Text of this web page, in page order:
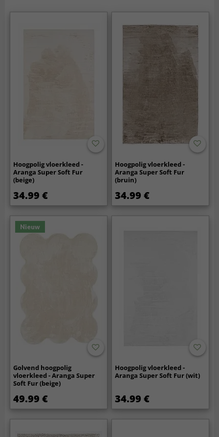
Hoogpolig vloerkleed -
Aranga Super Soft Fur
(beige)
34.99 €
Hoogpolig vloerkleed -
Aranga Super Soft Fur
(bruin)
34.99 €
Nieuw
Golvend hoogpolig
vloerkleed - Aranga Super
Soft Fur (beige)
49.99 €
Hoogpolig vloerkleed -
Aranga Super Soft Fur (wit)
34.99 €